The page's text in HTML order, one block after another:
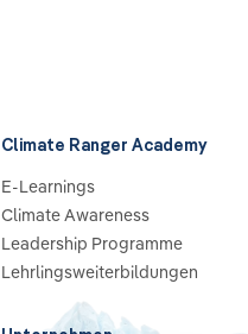
Climate Ranger Academy
E-Learnings
Climate Awareness
Leadership Programme
Lehrlingsweiterbildungen